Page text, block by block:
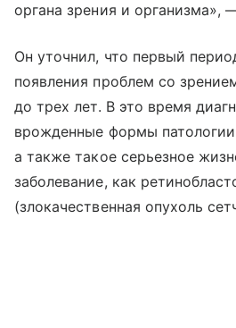
органа зрения и организма»,
Он уточнил, что первый
появления проблем со
до трех лет. В это время
врожденные формы патологии
а также такое серьезное
заболевание, как
(злокачественная опухоль